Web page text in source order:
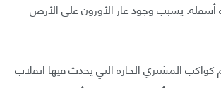
أسفله. يسبب وجود غاز الأوزون على الأرض
المشتري الحارة التي يحدث فيها انقلاب